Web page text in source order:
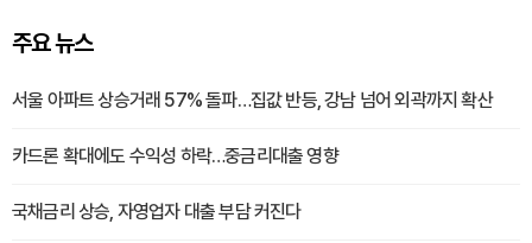
주요 뉴스
서울 아파트 상승거래 57% 돌파…집값 반등, 강남 넘어 외곽까지 확산
카드론 확대에도 수익성 하락…중금리대출 영향
국채금리 상승, 자영업자 대출 부담 커진다